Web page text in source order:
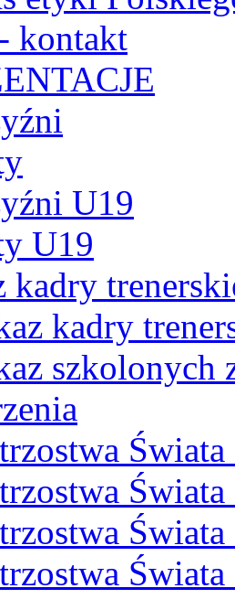
kontakt
U19
U19
kadry
kadry
szkolonych